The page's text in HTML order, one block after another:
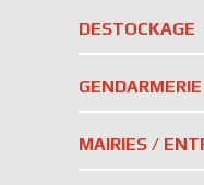
DESTOCKAGE
GENDARMERIE
MAIRIES /